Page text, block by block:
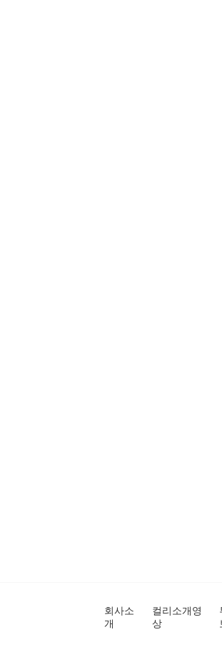
회사소
개
컬리소개영
상